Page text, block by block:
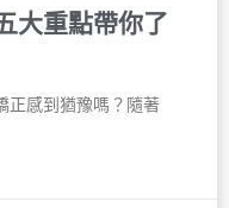
大重點帶你了
正感到猶豫嗎？隨著